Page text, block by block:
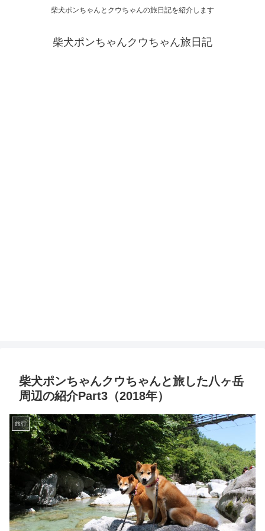
柴犬ポンちゃんとクウちゃんの旅日記を紹介します
柴犬ポンちゃんクウちゃん旅日記
柴犬ポンちゃんクウちゃんと旅した八ヶ岳
周辺の紹介Part3（2018年）
旅行